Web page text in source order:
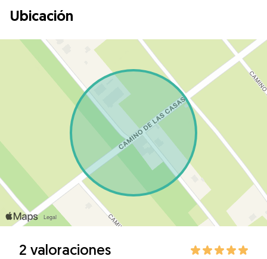
Ubicación
2 valoraciones